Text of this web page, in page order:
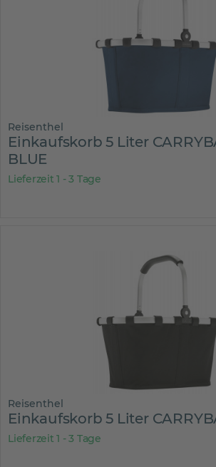
Reisenthel
Einkaufskorb 5 Liter
BLUE
Lieferzeit 1 - 3 Tage
Reisenthel
Einkaufskorb 5 Liter
Lieferzeit 1 - 3 Tage